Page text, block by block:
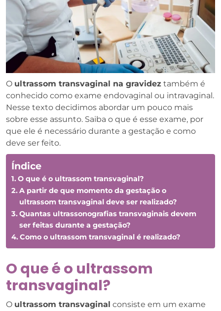
O ultrassom transvaginal na gravidez também é
conhecido como exame endovaginal ou intravaginal.
Nesse texto decidimos abordar um pouco mais
sobre esse assunto. Saiba o que é esse exame, por
que ele é necessário durante a gestação e como
deve ser feito.
Índice
O que é o ultrassom transvaginal?
A partir de que momento da gestação o
ultrassom transvaginal deve ser realizado?
Quantas ultrassonografias transvaginais devem
ser feitas durante a gestação?
Como o ultrassom transvaginal é realizado?
O que é o ultrassom
transvaginal?
O ultrassom transvaginal consiste em um exame